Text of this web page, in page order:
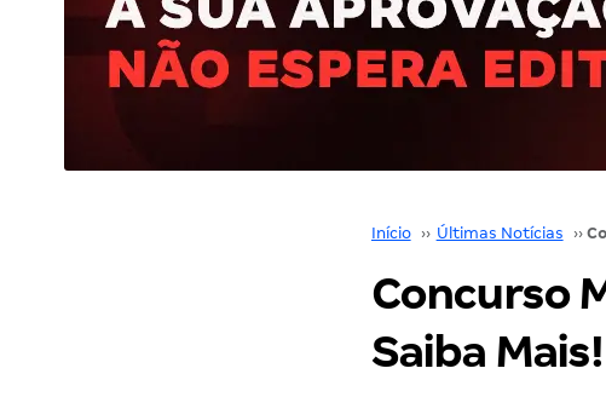
Início ›› Últimas Notícias ››
Concurso
Saiba Mais!